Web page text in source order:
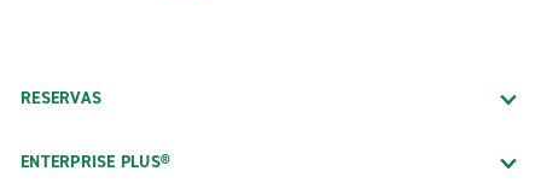
RESERVAS
ENTERPRISE PLUS®